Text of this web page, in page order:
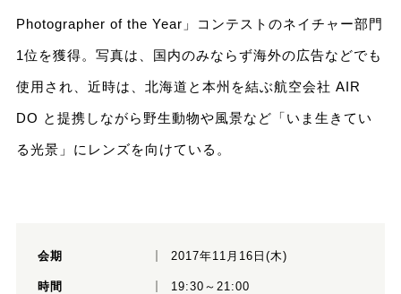
Photographer of the Year」コンテストのネイチャー部門
1位を獲得。写真は、国内のみならず海外の広告などでも
使用され、近時は、北海道と本州を結ぶ航空会社 AIR
DO と提携しながら野生動物や風景など「いま生きてい
る光景」にレンズを向けている。
会期 2017年11月16日(木)
時間 19:30～21:00